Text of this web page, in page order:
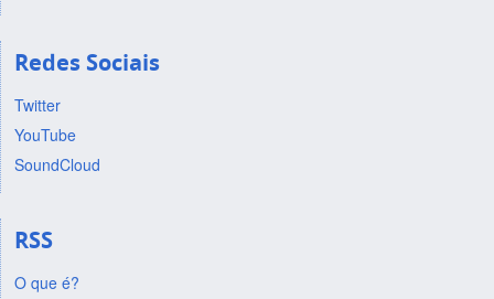
Redes Sociais
Twitter
YouTube
SoundCloud
RSS
O que é?